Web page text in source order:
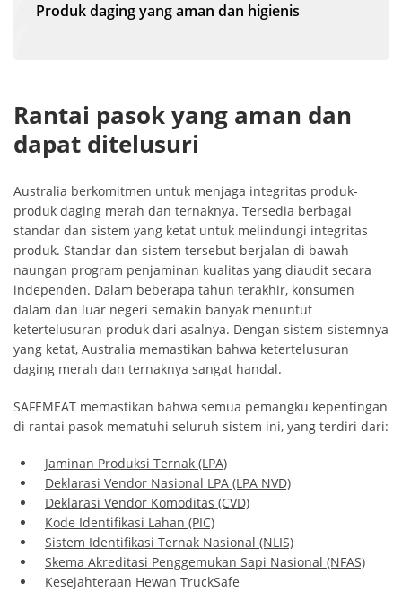
Produk daging yang aman dan higienis
Rantai pasok yang aman dan
dapat ditelusuri
Australia berkomitmen untuk menjaga integritas produk-
produk daging merah dan ternaknya. Tersedia berbagai
standar dan sistem yang ketat untuk melindungi integritas
produk. Standar dan sistem tersebut berjalan di bawah
naungan program penjaminan kualitas yang diaudit secara
independen. Dalam beberapa tahun terakhir, konsumen
dalam dan luar negeri semakin banyak menuntut
ketertelusuran produk dari asalnya. Dengan sistem-sistemnya
yang ketat, Australia memastikan bahwa ketertelusuran
daging merah dan ternaknya sangat handal.
SAFEMEAT memastikan bahwa semua pemangku kepentingan
di rantai pasok mematuhi seluruh sistem ini, yang terdiri dari:
Jaminan Produksi Ternak (LPA)
Deklarasi Vendor Nasional LPA (LPA NVD)
Deklarasi Vendor Komoditas (CVD)
Kode Identifikasi Lahan (PIC)
Sistem Identifikasi Ternak Nasional (NLIS)
Skema Akreditasi Penggemukan Sapi Nasional (NFAS)
Kesejahteraan Hewan TruckSafe